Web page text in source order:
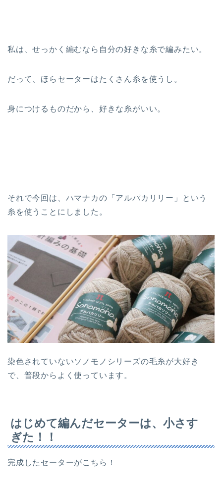
私は、せっかく編むなら自分の好きな糸で編みたい。
だって、ほらセーターはたくさん糸を使うし。
身につけるものだから、好きな糸がいい。
それで今回は、ハマナカの「アルパカリリー」という
糸を使うことにしました。
染色されていないソノモノシリーズの毛糸が大好き
で、普段からよく使っています。
はじめて編んだセーターは、小さす
ぎた！！
完成したセーターがこちら！